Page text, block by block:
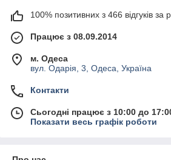
100% позитивних з 466 відгуків за
Працює з 08.09.2014
м. Одеса
вул. Одарія, 3, Одеса, Україна
Контакти
Сьогодні працює з 10:00 до
Показати весь графік роботи